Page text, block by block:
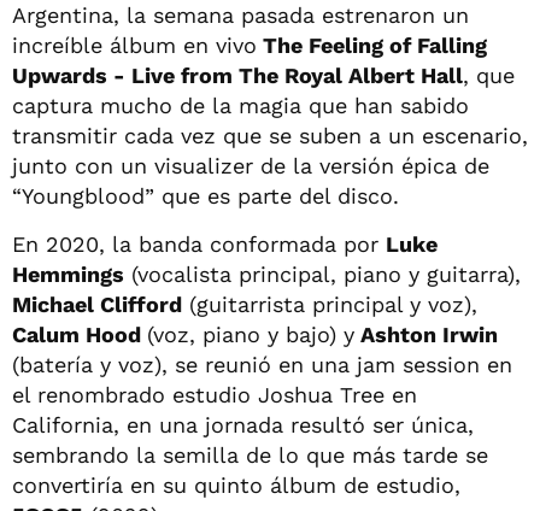
Argentina, la semana pasada estrenaron un
increíble álbum en vivo The Feeling of Falling
Upwards - Live from The Royal Albert Hall, que
captura mucho de la magia que han sabido
transmitir cada vez que se suben a un escenario,
junto con un visualizer de la versión épica de
“Youngblood” que es parte del disco.
En 2020, la banda conformada por Luke
Hemmings (vocalista principal, piano y guitarra),
Michael Clifford (guitarrista principal y voz),
Calum Hood (voz, piano y bajo) y Ashton Irwin
(batería y voz), se reunió en una jam session en
el renombrado estudio Joshua Tree en
California, en una jornada resultó ser única,
sembrando la semilla de lo que más tarde se
convertiría en su quinto álbum de estudio,